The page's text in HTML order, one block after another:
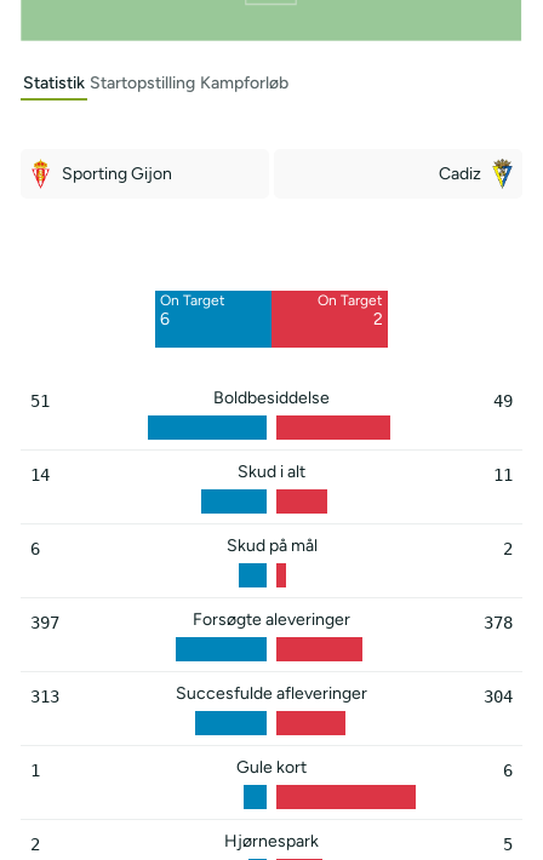
Statistik Startopstilling Kampforløb
Sporting Gijon Cadiz
On Target
6
On Target
2
51 Boldbesiddelse 49
14 Skud i alt 11
6 Skud på mål 2
397 Forsøgte aleveringer 378
313 Succesfulde afleveringer 304
1 Gule kort 6
2 Hjørnespark 5